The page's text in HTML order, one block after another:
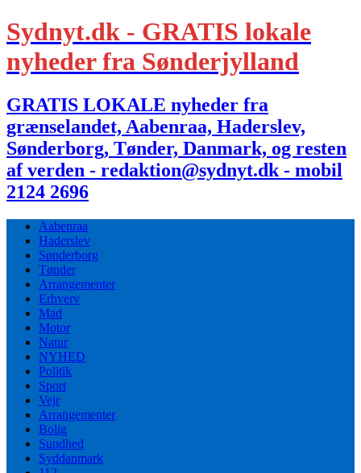
Sydnyt.dk - GRATIS lokale
nyheder fra Sønderjylland
GRATIS LOKALE nyheder fra
grænselandet, Aabenraa, Haderslev,
Sønderborg, Tønder, Danmark, og resten
af verden - redaktion@sydnyt.dk - mobil
2124 2696
Aabenraa
Haderslev
Sønderborg
Tønder
Arrangementer
Erhverv
Mad
Motor
Natur
NYHED
Politik
Sport
Vejr
Arrangementer
Bolig
Sundhed
Syddanmark